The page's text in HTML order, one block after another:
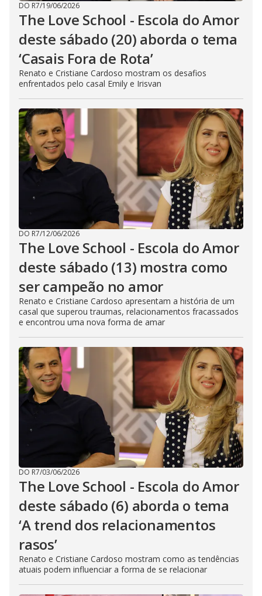
DO R7/19/06/2026
The Love School - Escola do Amor
deste sábado (20) aborda o tema
‘Casais Fora de Rota’
Renato e Cristiane Cardoso mostram os desafios
enfrentados pelo casal Emily e Irisvan
DO R7/12/06/2026
The Love School - Escola do Amor
deste sábado (13) mostra como
ser campeão no amor
Renato e Cristiane Cardoso apresentam a história de um
casal que superou traumas, relacionamentos fracassados
e encontrou uma nova forma de amar
DO R7/03/06/2026
The Love School - Escola do Amor
deste sábado (6) aborda o tema
‘A trend dos relacionamentos
rasos’
Renato e Cristiane Cardoso mostram como as tendências
atuais podem influenciar a forma de se relacionar